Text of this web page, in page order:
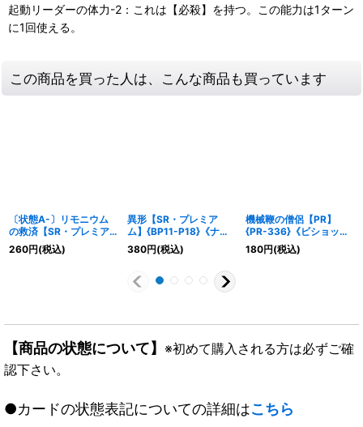
起動リーダーの体力-2：これは【必殺】を持つ。この能力は1ターン
に1回使える。
この商品を買った人は、こんな商品も買っています
〔状態A-〕リモニウム
の救済【SR・プレミア
ム】{BP12-P18}《ビシ
ョップ》
260円(税込)
異形【SR・プレミア
ム】{BP11-P18}《ナイ
トメア》
380円(税込)
機械鞭の僧侶【PR】
{PR-336}《ビショッ
プ》
180円(税込)
【商品の状態について】 ※初めて購入される方は必ずご確
認下さい。
●カードの状態表記についての詳細はこちら